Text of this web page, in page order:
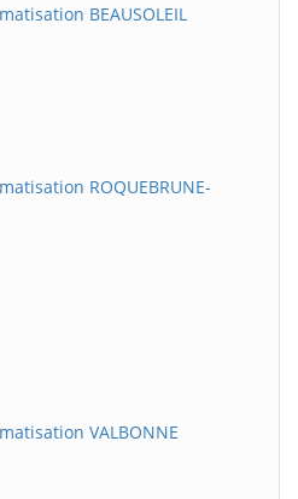
BEAUSOLEIL
ROQUEBRUNE-
VALBONNE